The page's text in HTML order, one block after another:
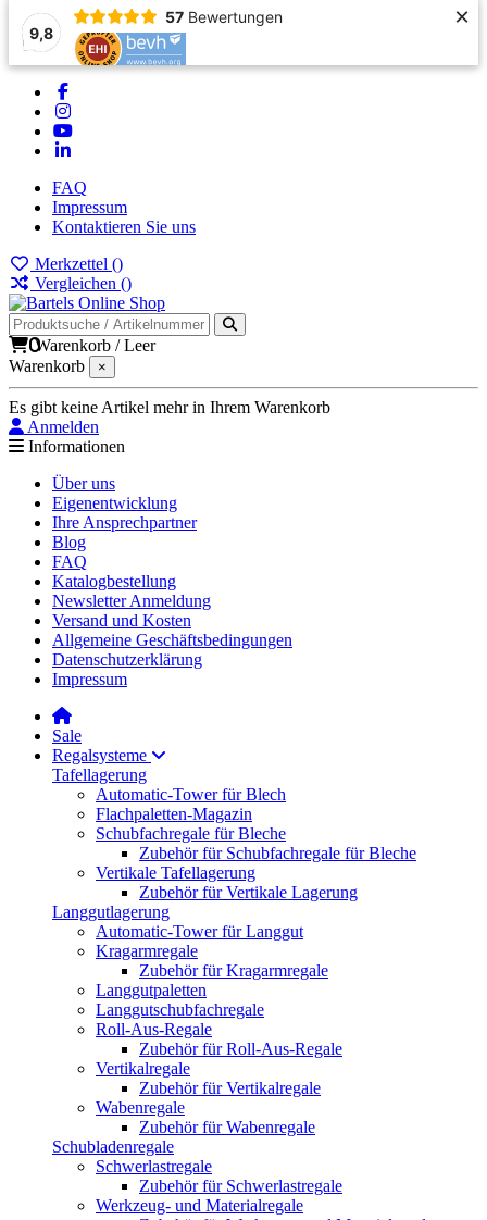
9,8
57 Bewertungen ×
FAQ
Impressum
Kontaktieren Sie uns
Merkzettel ()
Vergleichen ()
0Warenkorb /Leer
Warenkorb
×
Es gibt keine Artikel mehr in Ihrem Warenkorb
Anmelden
Informationen
Über uns
Eigenentwicklung
Ihre Ansprechpartner
Blog
FAQ
Katalogbestellung
Newsletter Anmeldung
Versand und Kosten
Allgemeine Geschäftsbedingungen
Datenschutzerklärung
Impressum
Sale
Regalsysteme
Tafellagerung
Automatic-Tower für Blech
Flachpaletten-Magazin
Schubfachregale für Bleche
Zubehör für Schubfachregale für Bleche
Vertikale Tafellagerung
Zubehör für Vertikale Lagerung
Langgutlagerung
Automatic-Tower für Langgut
Kragarmregale
Zubehör für Kragarmregale
Langgutpaletten
Langgutschubfachregale
Roll-Aus-Regale
Zubehör für Roll-Aus-Regale
Vertikalregale
Zubehör für Vertikalregale
Wabenregale
Zubehör für Wabenregale
Schubladenregale
Schwerlastregale
Zubehör für Schwerlastregale
Werkzeug- und Materialregale